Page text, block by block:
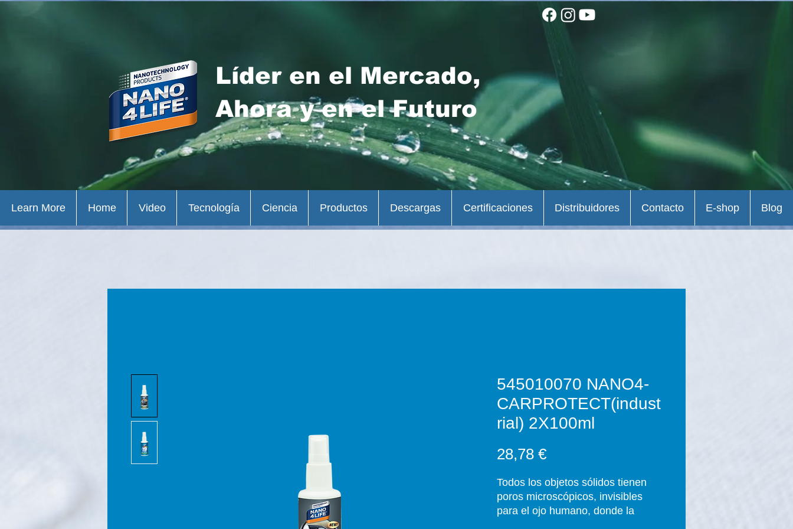
Líder en el Mercado,
Ahora y en el Futuro
545010070 NANO4-
CARPROTECT(indust
rial) 2X100ml
28,78 €Precio
Todos los objetos sólidos tienen
poros microscópicos, invisibles
para el ojo humano, donde la
Learn More Home Video Tecnología Ciencia Productos Descargas Certificaciones Distribuidores Contacto E-shop Blog